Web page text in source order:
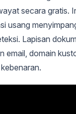
secara gratis.
usang
Lapisan
email, domain